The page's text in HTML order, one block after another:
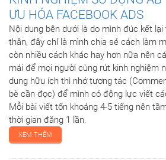
ƯU HÓA FACEBOOK ADS
Nội dung bên dưới là do mình đúc kết
thân, đây chỉ là mình chia sẻ cách làm
còn nhiều cách khác hay hơn nữa nên
mái để mọi người cùng rút kinh nghiệm
dung hữu ích thì nhớ tương tác
bè cần đọc) để mình có động lực viết
Mỗi bài viết tốn khoảng 4-5 tiếng nên
thời gian đăng 1 lần.
XEM THÊM